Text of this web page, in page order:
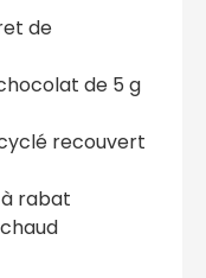
de
de 5 g
recouvert
rabat